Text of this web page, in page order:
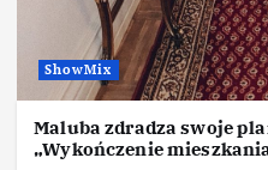
ShowMix
Maluba zdradza swoje
„Wykończenie